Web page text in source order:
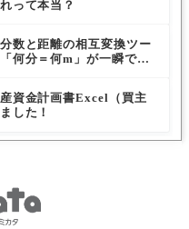
って本当？
分数と距離の相互変換ツー
何分＝何m」が一瞬でわ
産資金計画書Excel（買主
した！